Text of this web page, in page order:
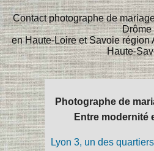
Contact photographe de
Drôme
en Haute-Loire et Savoie région
Haute-
Photographe de
Entre modernité
Lyon 3, un des